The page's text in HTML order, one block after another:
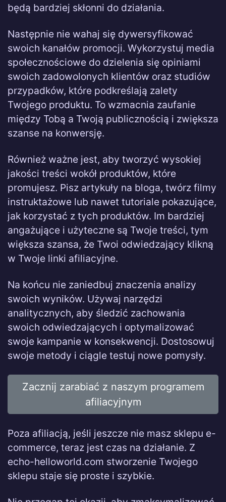
będą bardziej skłonni do działania.
Następnie nie wahaj się dywersyfikować
swoich kanałów promocji. Wykorzystuj media
społecznościowe do dzielenia się opiniami
swoich zadowolonych klientów oraz studiów
przypadków, które podkreślają zalety
Twojego produktu. To wzmacnia zaufanie
między Tobą a Twoją publicznością i zwiększa
szanse na konwersję.
Również ważne jest, aby tworzyć wysokiej
jakości treści wokół produktów, które
promujesz. Pisz artykuły na bloga, twórz filmy
instruktażowe lub nawet tutoriale pokazujące,
jak korzystać z tych produktów. Im bardziej
angażujące i użyteczne są Twoje treści, tym
większa szansa, że Twoi odwiedzający klikną
w Twoje linki afiliacyjne.
Na końcu nie zaniedbuj znaczenia analizy
swoich wyników. Używaj narzędzi
analitycznych, aby śledzić zachowania
swoich odwiedzających i optymalizować
swoje kampanie w konsekwencji. Dostosowuj
swoje metody i ciągle testuj nowe pomysły.
Zacznij zarabiać z naszym programem
afiliacyjnym
Poza afiliacją, jeśli jeszcze nie masz sklepu e-
commerce, teraz jest czas na działanie. Z
echo-helloworld.com stworzenie Twojego
sklepu staje się proste i szybkie.